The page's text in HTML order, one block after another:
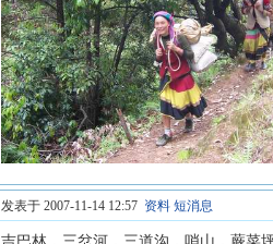
发表于 2007-11-14 12:57 资料 短消息